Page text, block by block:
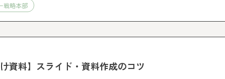
戦略本部
け資料】スライド・資料作成のコツ